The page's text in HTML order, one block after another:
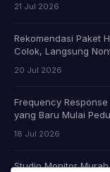
21 Jul 2026
Rekomendasi Paket
Colok, Langsung
20 Jul 2026
Frequency
yang Baru Mulai
18 Jul 2026
Studio Monitor